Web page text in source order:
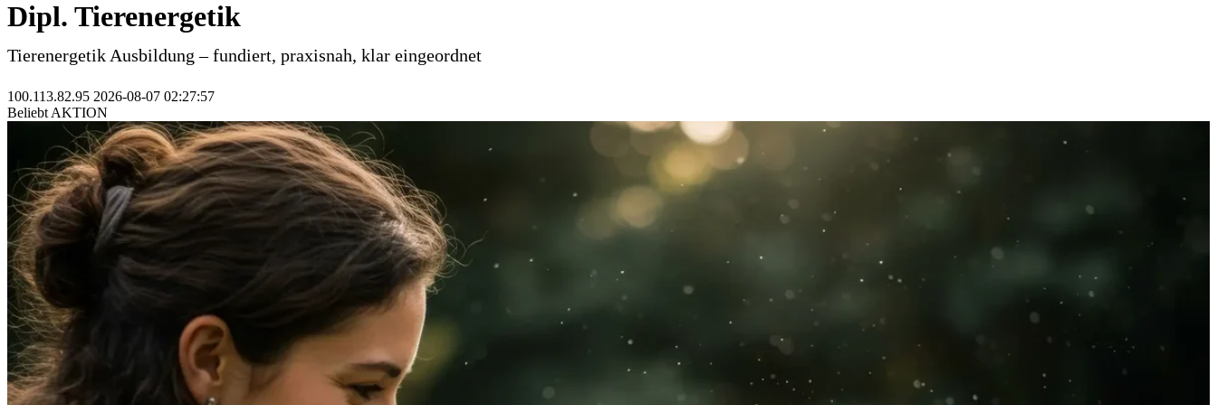
Dipl. Tierenergetik
Tierenergetik Ausbildung – fundiert, praxisnah, klar eingeordnet
100.113.82.95 2026-08-07 02:27:57
Beliebt AKTION